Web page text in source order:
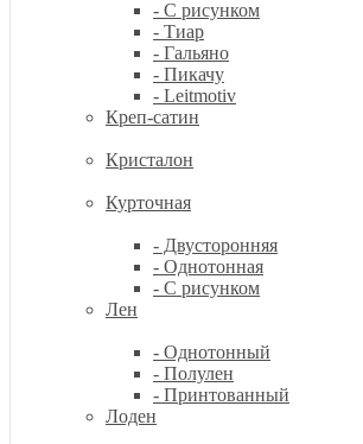
- С рисунком
- Тиар
- Гальяно
- Пикачу
- Leitmotiv
Креп-сатин
Кристалон
Курточная
- Двусторонняя
- Однотонная
- С рисунком
Лен
- Однотонный
- Полулен
- Принтованный
Лоден